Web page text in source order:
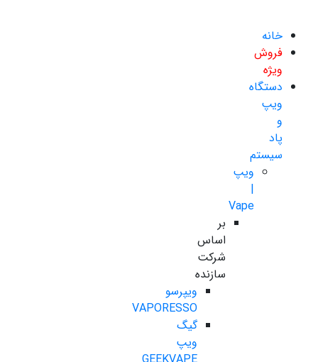
خانه
فروش
ویژه
دستگاه
ویپ
و
پاد
سیستم
ویپ
|
Vape
بر
اساس
شرکت
سازنده
ویپرسو
VAPORESSO
گیگ
ویپ